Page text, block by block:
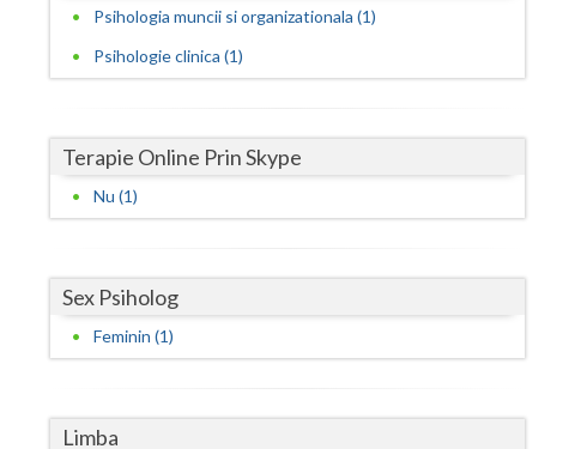
Hunedoara
Ialomita
Ilfov
Psihologia muncii si organizationala (1)
Psihologie clinica (1)
Terapie Online Prin Skype
Nu (1)
Sex Psiholog
Feminin (1)
Limba